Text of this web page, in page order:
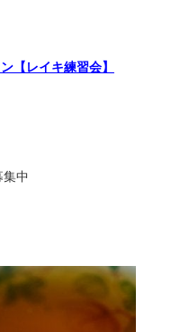
【レイキ練習会】
集中